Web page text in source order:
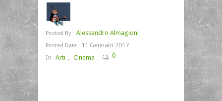
Posted By : Alessandro Almagioni
Posted Date : 11 Gennaio 2017
In Arti , Cinema 0